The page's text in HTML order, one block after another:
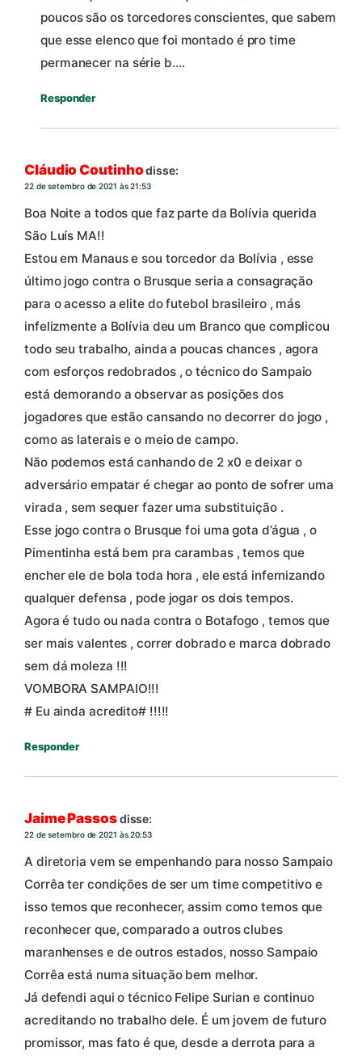
poucos são os torcedores conscientes, que sabem
que esse elenco que foi montado é pro time
permanecer na série b….
Responder
Cláudio Coutinhodisse:
22 de setembro de 2021 às 21:53
Boa Noite a todos que faz parte da Bolívia querida
São Luís MA!!
Estou em Manaus e sou torcedor da Bolívia , esse
último jogo contra o Brusque seria a consagração
para o acesso a elite do futebol brasileiro , más
infelizmente a Bolívia deu um Branco que complicou
todo seu trabalho, ainda a poucas chances , agora
com esforços redobrados , o técnico do Sampaio
está demorando a observar as posições dos
jogadores que estão cansando no decorrer do jogo ,
como as laterais e o meio de campo.
Não podemos está canhando de 2 x0 e deixar o
adversário empatar é chegar ao ponto de sofrer uma
virada , sem sequer fazer uma substituição .
Esse jogo contra o Brusque foi uma gota d’água , o
Pimentinha está bem pra carambas , temos que
encher ele de bola toda hora , ele está infernizando
qualquer defensa , pode jogar os dois tempos.
Agora é tudo ou nada contra o Botafogo , temos que
ser mais valentes , correr dobrado e marca dobrado
sem dá moleza !!!
VOMBORA SAMPAIO!!!
# Eu ainda acredito# !!!!!
Responder
Jaime Passosdisse:
22 de setembro de 2021 às 20:53
A diretoria vem se empenhando para nosso Sampaio
Corrêa ter condições de ser um time competitivo e
isso temos que reconhecer, assim como temos que
reconhecer que, comparado a outros clubes
maranhenses e de outros estados, nosso Sampaio
Corrêa está numa situação bem melhor.
Já defendi aqui o técnico Felipe Surian e continuo
acreditando no trabalho dele. É um jovem de futuro
promissor, mas fato é que, desde a derrota para a